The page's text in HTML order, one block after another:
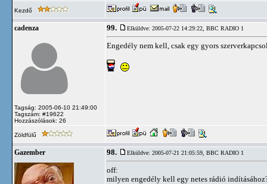
Kezdő
cadenza
Tagság: 2005-06-10 21:49:00
Tagszám: #19622
Hozzászólások: 26
99. Elküldve: 2005-07-22 14:29:22, BBC RADIO 1
Engedély nem kell, csak egy gyors
Zöldfülű
Gazember 98. Elküldve: 2005-07-21 21:05:59, BBC RADIO 1
off:
milyen engedély kell egy netes rádió